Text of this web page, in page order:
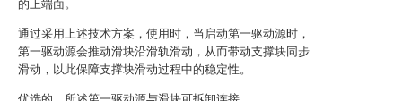
的上端面。
通过采用上述技术方案，使用时，当启动第一驱动源时，
第一驱动源会推动滑块沿滑轨滑动，从而带动支撑块同步
滑动，以此保障支撑块滑动过程中的稳定性。